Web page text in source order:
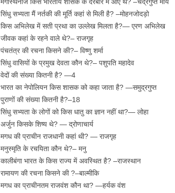
सिंधु सभ्यता मैं नर्तकी की मूर्ति कहां से मिली है? –मोहनजोदड़ो
किस अभिलेख में सती प्रथा का उल्लेख मिलता है?— एरण अभिलेख
जीवक कहां के रहने वाले थे?– राजगृह
पंचतंत्र की रचना किसने की?– विष्णु शर्मा
सिंधु वासियों के प्रमुख देवता कौन थे?– पशुपति महादेव
वेदों की संख्या कितनी है? —4
भारत का नेपोलियन किस शासक को कहा जाता है? —समुद्रगुप्त
पुराणों की संख्या कितनी है?–18
सिंधु सभ्यता के लोगों को किस धातु का ज्ञान नहीं था?— लोहा
अर्जुन किसके शिष्य थे? — द्रोणाचार्य
मगध की प्राचीन राजधानी कहां थी? — राजगृह
मनुस्मृति के रचयिता कौन थे?– मनु
कालीबंगा भारत के किस राज्य में अवस्थित है? –राजस्थान
रामायण की रचना किसने की ?–बाल्मीकि
मगध का प्राचीनतम राजवंश कौन था? —हर्यक वंश